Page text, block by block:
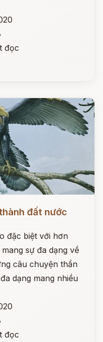
đọc
đất nước
đặc biệt với hơn
sự đa dạng về
câu chuyện thần
dạng mang nhiều
đọc